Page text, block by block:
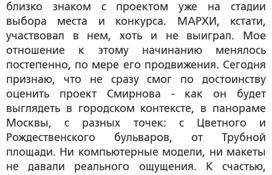
близко знаком с проектом уже на стадии
выбора места и конкурса. МАРХИ, кстати,
участвовал в нем, хоть и не выиграл. Мое
отношение к этому начинанию менялось
постепенно, по мере его продвижения. Сегодня
признаю, что не сразу смог по достоинству
оценить проект Смирнова - как он будет
выглядеть в городском контексте, в панораме
Москвы, с разных точек: с Цветного и
Рождественского бульваров, от Трубной
площади. Ни компьютерные модели, ни макеты
не давали реального ощущения. К счастью,